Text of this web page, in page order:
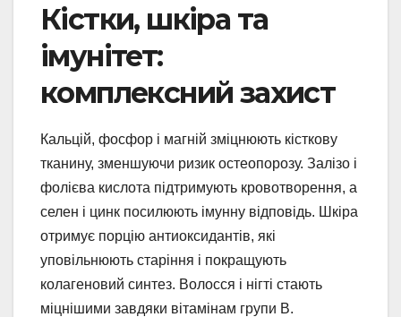
Кістки, шкіра та
імунітет:
комплексний захист
Кальцій, фосфор і магній зміцнюють кісткову
тканину, зменшуючи ризик остеопорозу. Залізо і
фолієва кислота підтримують кровотворення, а
селен і цинк посилюють імунну відповідь. Шкіра
отримує порцію антиоксидантів, які
уповільнюють старіння і покращують
колагеновий синтез. Волосся і нігті стають
міцнішими завдяки вітамінам групи В.